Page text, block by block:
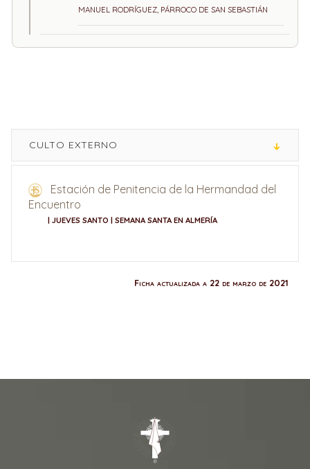
MANUEL RODRÍGUEZ, PÁRROCO DE SAN SEBASTIÁN
CULTO EXTERNO
Estación de Penitencia de la Hermandad del
Encuentro
| JUEVES SANTO | SEMANA SANTA EN ALMERÍA
Ficha actualizada a 22 de marzo de 2021